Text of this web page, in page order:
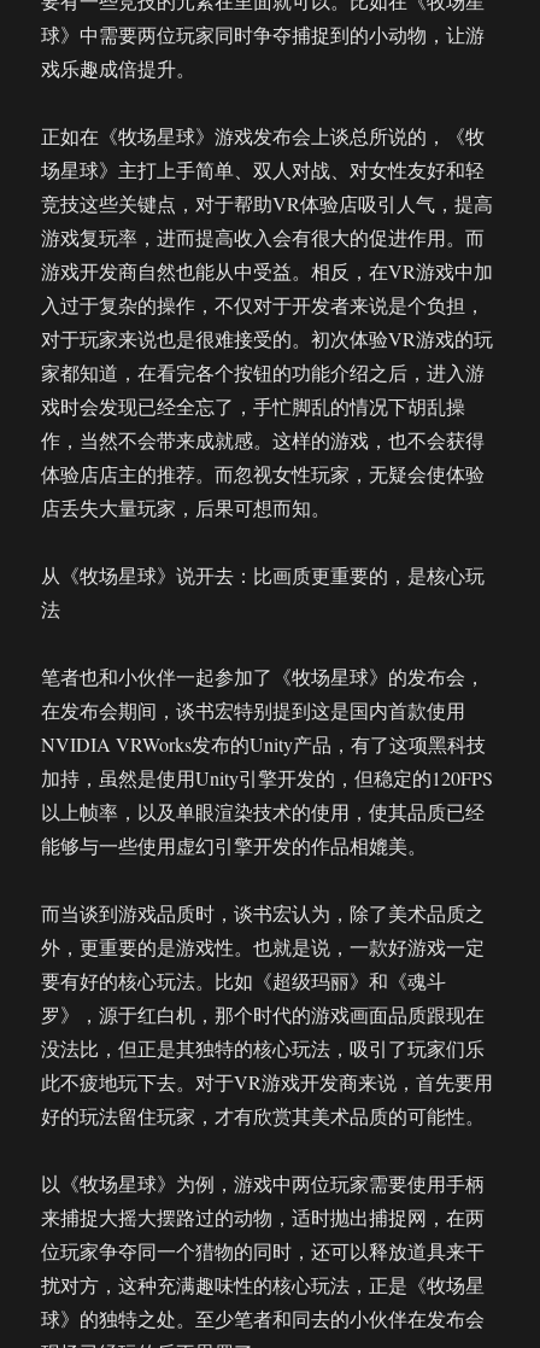
球》中需要两位玩家同时争夺捕捉到的小动物，让游
戏乐趣成倍提升。
正如在《牧场星球》游戏发布会上谈总所说的，《牧
场星球》主打上手简单、双人对战、对女性友好和轻
竞技这些关键点，对于帮助VR体验店吸引人气，提高
游戏复玩率，进而提高收入会有很大的促进作用。而
游戏开发商自然也能从中受益。相反，在VR游戏中加
入过于复杂的操作，不仅对于开发者来说是个负担，
对于玩家来说也是很难接受的。初次体验VR游戏的玩
家都知道，在看完各个按钮的功能介绍之后，进入游
戏时会发现已经全忘了，手忙脚乱的情况下胡乱操
作，当然不会带来成就感。这样的游戏，也不会获得
体验店店主的推荐。而忽视女性玩家，无疑会使体验
店丢失大量玩家，后果可想而知。
从《牧场星球》说开去：比画质更重要的，是核心玩
法
笔者也和小伙伴一起参加了《牧场星球》的发布会，
在发布会期间，谈书宏特别提到这是国内首款使用
NVIDIA VRWorks发布的Unity产品，有了这项黑科技
加持，虽然是使用Unity引擎开发的，但稳定的120FPS
以上帧率，以及单眼渲染技术的使用，使其品质已经
能够与一些使用虚幻引擎开发的作品相媲美。
而当谈到游戏品质时，谈书宏认为，除了美术品质之
外，更重要的是游戏性。也就是说，一款好游戏一定
要有好的核心玩法。比如《超级玛丽》和《魂斗
罗》，源于红白机，那个时代的游戏画面品质跟现在
没法比，但正是其独特的核心玩法，吸引了玩家们乐
此不疲地玩下去。对于VR游戏开发商来说，首先要用
好的玩法留住玩家，才有欣赏其美术品质的可能性。
以《牧场星球》为例，游戏中两位玩家需要使用手柄
来捕捉大摇大摆路过的动物，适时抛出捕捉网，在两
位玩家争夺同一个猎物的同时，还可以释放道具来干
扰对方，这种充满趣味性的核心玩法，正是《牧场星
球》的独特之处。至少笔者和同去的小伙伴在发布会